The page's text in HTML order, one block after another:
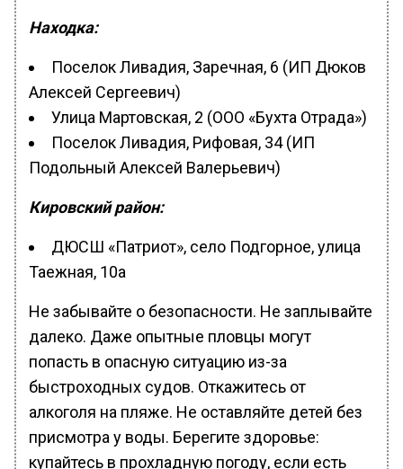
Находка:
Поселок Ливадия, Заречная, 6 (ИП Дюков
Алексей Сергеевич)
Улица Мартовская, 2 (ООО «Бухта Отрада»)
Поселок Ливадия, Рифовая, 34 (ИП
Подольный Алексей Валерьевич)
Кировский район:
ДЮСШ «Патриот», село Подгорное, улица
Таежная, 10а
Не забывайте о безопасности. Не заплывайте
далеко. Даже опытные пловцы могут
попасть в опасную ситуацию из-за
быстроходных судов. Откажитесь от
алкоголя на пляже. Не оставляйте детей без
присмотра у воды. Берегите здоровье:
купайтесь в прохладную погоду, если есть